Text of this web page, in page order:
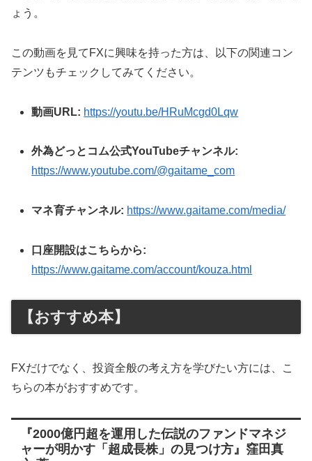
ょう。
この動画を見てFXに興味を持った方は、以下の関連コン
テンツもチェックしてみてください。
動画URL: https://youtu.be/HRuMcgd0Lqw
外為どっとコム公式YouTubeチャンネル:
https://www.youtube.com/@gaitame_com
マネ育チャンネル: https://www.gaitame.com/media/
口座開設はこちらから:
https://www.gaitame.com/account/kouza.html
【おすすめ本】
FXだけでなく、投資全般の考え方を学びたい方には、こ
ちらの本がおすすめです。
『2000億円超を運用した伝説のファンドマネジ
ャーが明かす「超成長株」の見つけ方』窪田真